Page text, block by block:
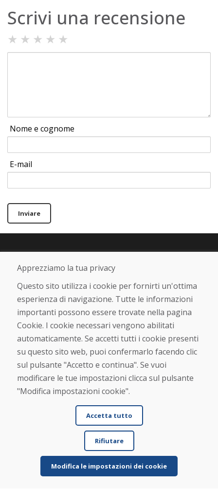
Scrivi una recensione
★ ★ ★ ★ ★
Nome e cognome
E-mail
Inviare
Linea di assistenza
+421 919 282 306
Chi siamo
Chi siamo
Negozio
Contatto
Acquistare
Negozio online
Spedizione e pagamento
Rimostranza
Reso e cambio merce
Protezione dei dati personali
Verificato dai clienti
Apprezziamo la tua privacy
Questo sito utilizza i cookie per fornirti un'ottima
esperienza di navigazione. Tutte le informazioni
importanti possono essere trovate nella pagina
Cookie. I cookie necessari vengono abilitati
automaticamente. Se accetti tutti i cookie presenti
su questo sito web, puoi confermarlo facendo clic
sul pulsante "Accetto e continua". Se vuoi
modificare le tue impostazioni clicca sul pulsante
"Modifica impostazioni cookie".
Accetta tutto
Rifiutare
Modifica le impostazioni dei cookie